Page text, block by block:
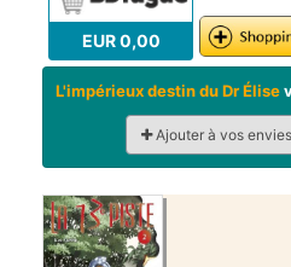
EUR 0,00
L'impérieux destin du Dr Élise
Ajouter à vos envies